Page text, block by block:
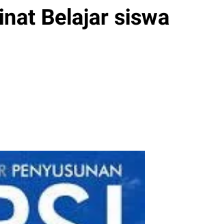
Belajar siswa